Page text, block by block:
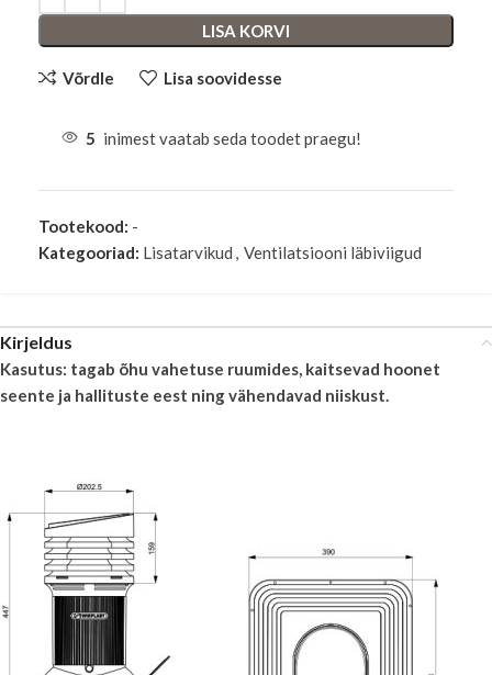
LISA KORVI
Võrdle Lisa soovidesse
5 inimest vaatab seda toodet praegu!
Tootekood: -
Kategooriad: Lisatarvikud , Ventilatsiooni läbiviigud
Kirjeldus
Kasutus: tagab õhu vahetuse ruumides, kaitsevad hoonet
seente ja hallituste eest ning vähendavad niiskust.